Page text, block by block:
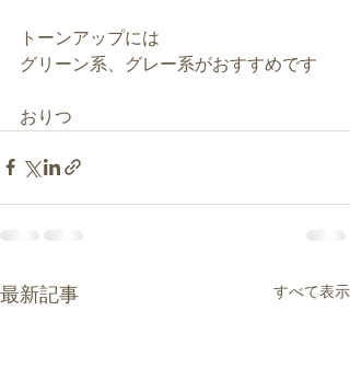
トーンアップには
グリーン系、グレー系がおすすめです
おりつ
最新記事 すべて表示